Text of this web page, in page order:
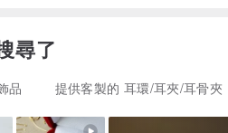
尋了
品 提供客製的 耳環/耳夾/耳骨夾